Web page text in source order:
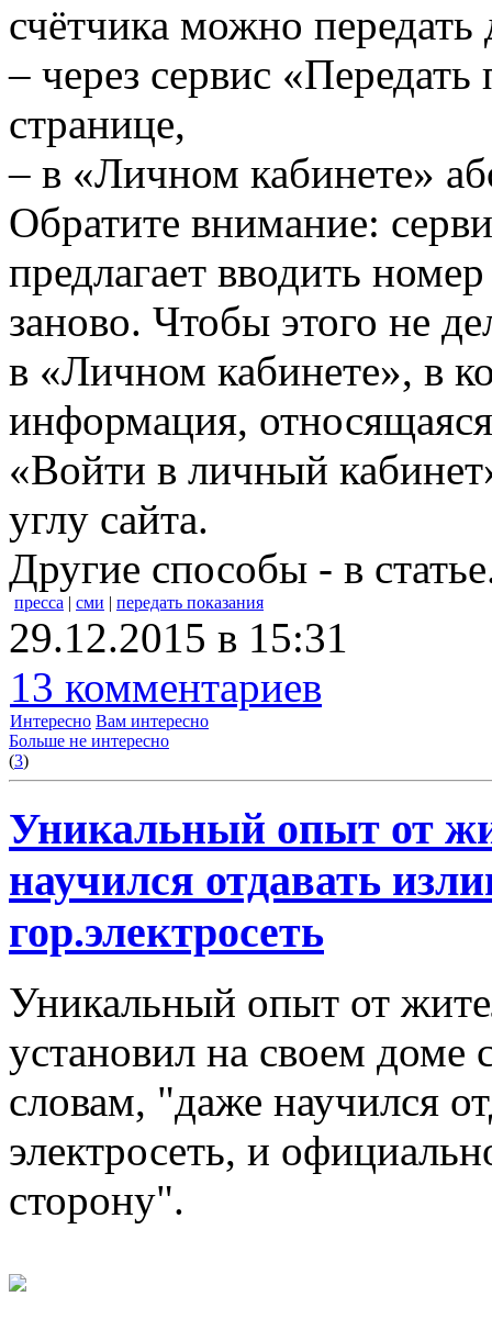
счётчика можно
– через сервис «Передать
странице,
– в «Личном кабинете»
Обратите внимание:
предлагает вводить
заново. Чтобы этого не
в «Личном кабинете», в
информация,
«Войти в личный
углу сайта.
Другие способы - в
пресса | сми | передать показания
29.12.2015 в 15:31
13 комментариев
Интересно Вам интересно
Больше не интересно
(3)
Уникальный опыт от
научился отдавать
гор.электросеть
Уникальный опыт от
установил на своем доме
словам, "даже научился
электросеть, и
сторону".